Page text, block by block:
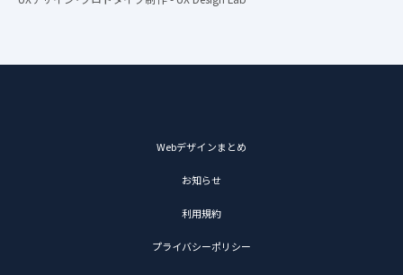
Webデザインまとめ
お知らせ
利用規約
プライバシーポリシー